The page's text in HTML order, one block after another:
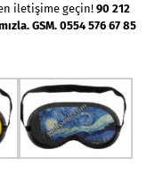
iletişime geçin! 90 212
GSM. 0554 576 67 85